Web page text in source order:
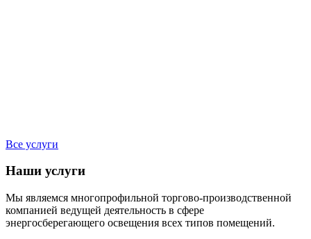
Все услуги
Наши услуги
Мы являемся многопрофильной торгово-производственной
компанией ведущей деятельность в сфере
энергосберегающего освещения всех типов помещений.